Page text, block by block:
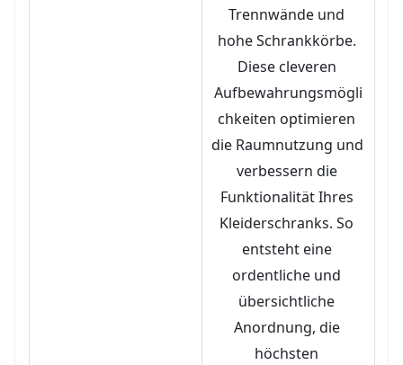
Trennwände und
hohe Schrankkörbe.
Diese cleveren
Aufbewahrungsmögli
chkeiten optimieren
die Raumnutzung und
verbessern die
Funktionalität Ihres
Kleiderschranks. So
entsteht eine
ordentliche und
übersichtliche
Anordnung, die
höchsten